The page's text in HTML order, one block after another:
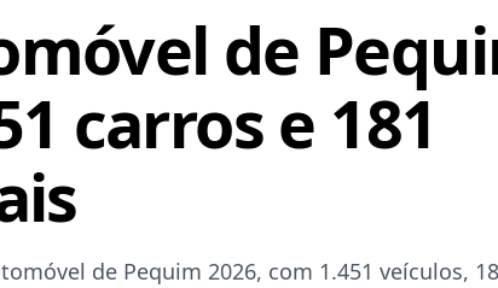
de
carros e 181
de Pequim 2026, com 1.451 veículos,